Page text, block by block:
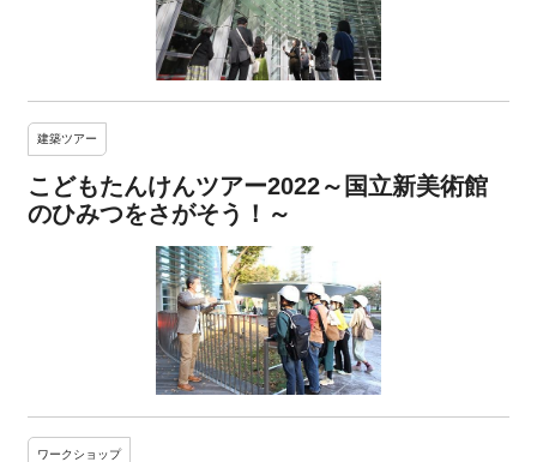
建築ツアー
こどもたんけんツアー2022～国立新美術館
のひみつをさがそう！～
ワークショップ